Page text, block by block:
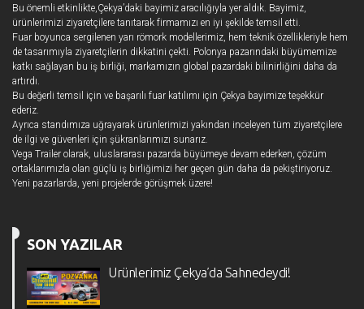
Bu önemli etkinlikte,Çekya’daki bayimiz aracılığıyla yer aldık. Bayimiz,
ürünlerimizi ziyaretçilere tanıtarak firmamızı en iyi şekilde temsil etti.
Fuar boyunca sergilenen yarı römork modellerimiz, hem teknik özellikleriyle hem
de tasarımıyla ziyaretçilerin dikkatini çekti. Polonya pazarındaki büyümemize
katkı sağlayan bu iş birliği, markamızın global pazardaki bilinirliğini daha da
artırdı.
Bu değerli temsil için ve başarılı fuar katılımı için Çekya bayimize teşekkür
ederiz.
Ayrıca standımıza uğrayarak ürünlerimizi yakından inceleyen tüm ziyaretçilere
de ilgi ve güvenleri için şükranlarımızı sunarız.
Vega Trailer olarak, uluslararası pazarda büyümeye devam ederken, çözüm
ortaklarımızla olan güçlü iş birliğimizi her geçen gün daha da pekiştiriyoruz.
Yeni pazarlarda, yeni projelerde görüşmek üzere!
SON YAZILAR
Ürünlerimiz Çekya’da Sahnedeydi!